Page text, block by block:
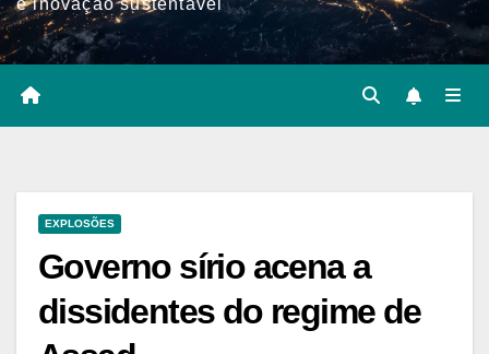
e inovação sustentável
EXPLOSÕES
Governo sírio acena a
dissidentes do regime de